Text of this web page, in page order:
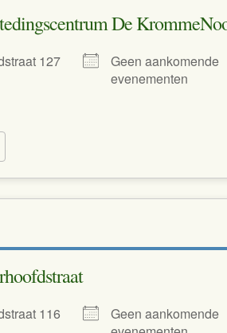
De
127
Geen aankomende
evenementen
116
Geen aankomende